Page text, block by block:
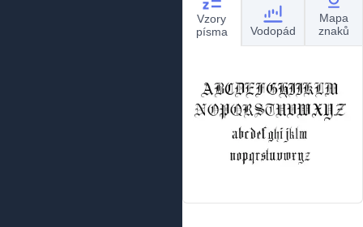
Vzory
písma
Vodopád
Mapa
znaků